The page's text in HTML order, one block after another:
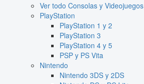
Ver todo Consolas y Videojuegos
PlayStation
PlayStation 1 y 2
PlayStation 3
PlayStation 4 y 5
PSP y PS Vita
Nintendo
Nintendo 3DS y 2DS